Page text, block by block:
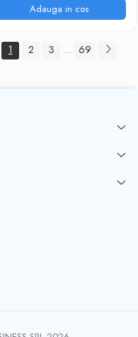
Adauga in cos
1 2 3 ... 69